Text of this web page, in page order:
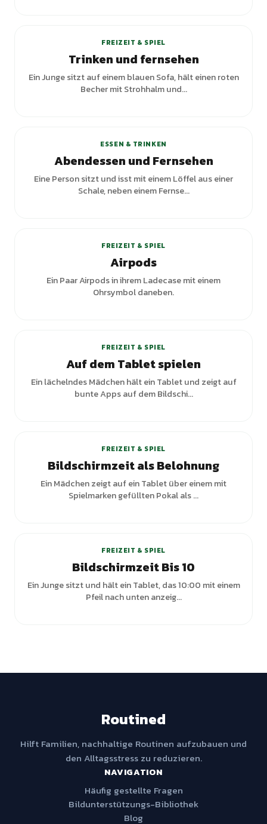
FREIZEIT & SPIEL
Trinken und fernsehen
Ein Junge sitzt auf einem blauen Sofa, hält einen roten
Becher mit Strohhalm und...
ESSEN & TRINKEN
Abendessen und Fernsehen
Eine Person sitzt und isst mit einem Löffel aus einer
Schale, neben einem Fernse...
FREIZEIT & SPIEL
Airpods
Ein Paar Airpods in ihrem Ladecase mit einem
Ohrsymbol daneben.
FREIZEIT & SPIEL
Auf dem Tablet spielen
Ein lächelndes Mädchen hält ein Tablet und zeigt auf
bunte Apps auf dem Bildschi...
FREIZEIT & SPIEL
Bildschirmzeit als Belohnung
Ein Mädchen zeigt auf ein Tablet über einem mit
Spielmarken gefüllten Pokal als ...
FREIZEIT & SPIEL
Bildschirmzeit Bis 10
Ein Junge sitzt und hält ein Tablet, das 10:00 mit einem
Pfeil nach unten anzeig...
Routined
Hilft Familien, nachhaltige Routinen aufzubauen und
den Alltagsstress zu reduzieren.
NAVIGATION
Häufig gestellte Fragen
Bildunterstützungs-Bibliothek
Blog